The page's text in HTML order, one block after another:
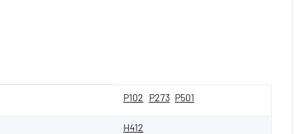
P102 P273 P501
H412